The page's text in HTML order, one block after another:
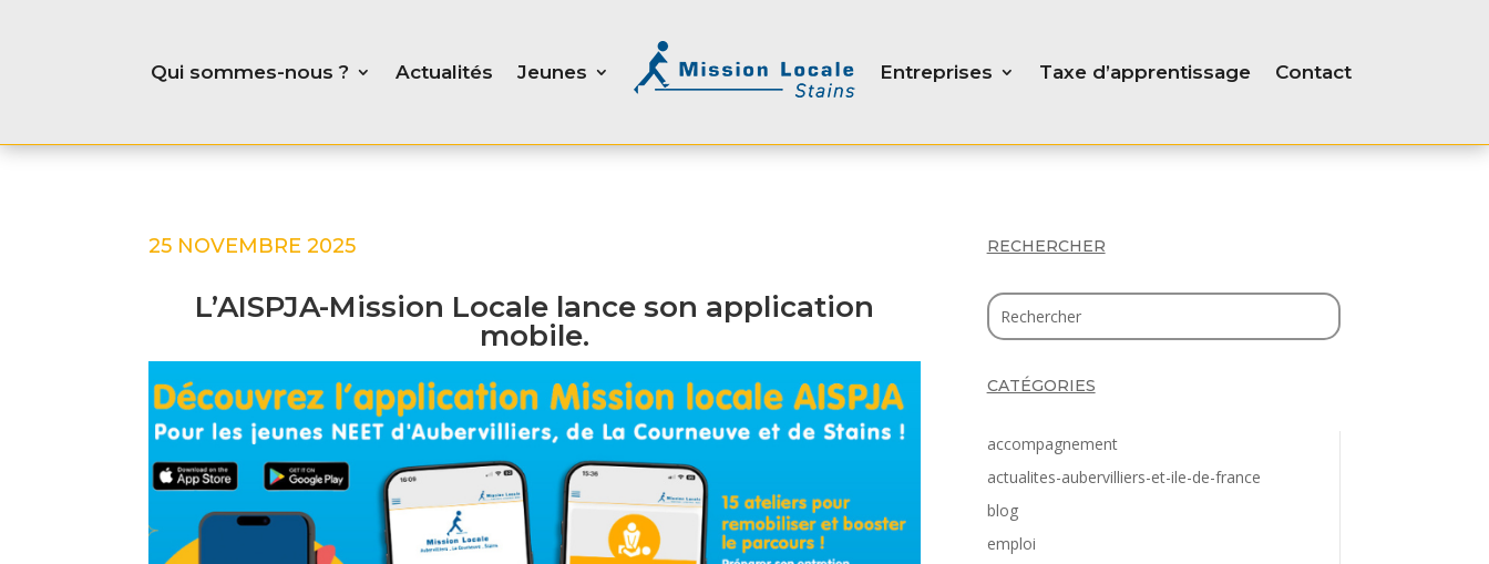
Qui sommes-nous ? Actualités Jeunes Entreprises Taxe d’apprentissage Contact
25 NOVEMBRE 2025
L’AISPJA-Mission Locale lance son application
mobile.
RECHERCHER
CATÉGORIES
accompagnement
actualites-aubervilliers-et-ile-de-france
blog
emploi